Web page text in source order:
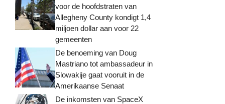
voor de hoofdstraten van
Allegheny County kondigt 1,4
miljoen dollar aan voor 22
gemeenten
De benoeming van Doug
Mastriano tot ambassadeur in
Slowakije gaat vooruit in de
Amerikaanse Senaat
De inkomsten van SpaceX